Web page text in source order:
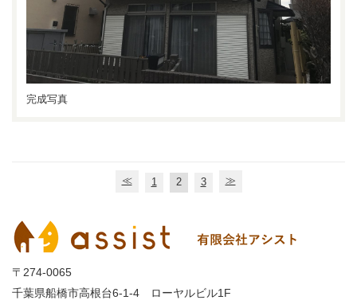
完成写真
≪ 1 2 3 ≫
〒274-0065
千葉県船橋市高根台6-1-4 ローヤルビル1F